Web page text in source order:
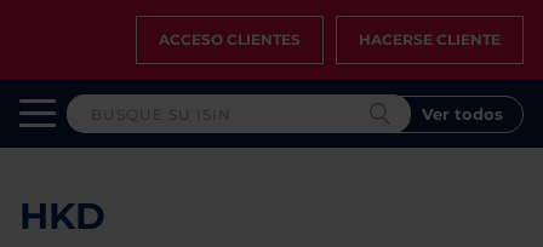
ACCESO CLIENTES HACERSE CLIENTE
Ver todos
HKD